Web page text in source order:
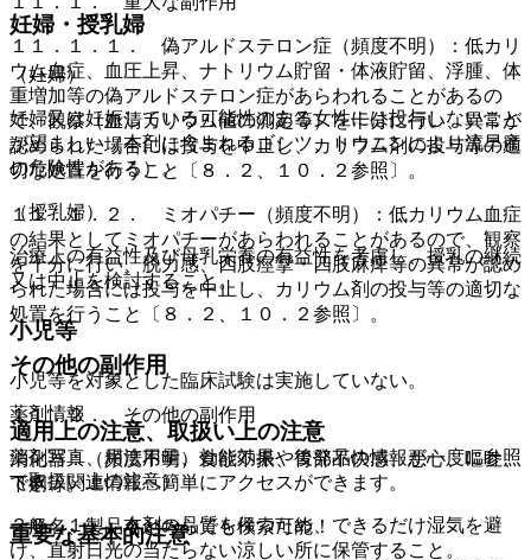
妊婦・授乳婦
（妊婦）
妊婦又は妊娠している可能性のある女性には投与しないこと
が望ましい（本剤に含まれるゴシツ、トウニンにより流早産
の危険性がある）。
（授乳婦）
治療上の有益性及び母乳栄養の有益性を考慮し、授乳の継続
又は中止を検討すること。
小児等
小児等を対象とした臨床試験は実施していない。
適用上の注意、取扱い上の注意
（取扱い上の注意）
２０．１． 本剤の品質を保つため、できるだけ湿気を避
け、直射日光の当たらない涼しい所に保管すること。
１１．１．１． 偽アルドステロン症（頻度不明）：低カリ
ウム血症、血圧上昇、ナトリウム貯留・体液貯留、浮腫、体
重増加等の偽アルドステロン症があらわれることがあるの
で、観察（血清カリウム値の測定等）を十分に行い、異常が
認められた場合には投与を中止し、カリウム剤の投与等の適
切な処置を行うこと〔８．２、１０．２参照〕。
１１．１．２． ミオパチー（頻度不明）：低カリウム血症
の結果としてミオパチーがあらわれることがあるので、観察
を十分に行い、脱力感、四肢痙攣・四肢麻痺等の異常が認め
られた場合には投与を中止し、カリウム剤の投与等の適切な
処置を行うこと〔８．２、１０．２参照〕。
その他の副作用
１１．２． その他の副作用
消化器：（頻度不明）食欲不振、胃部不快感、悪心、嘔吐、
下痢等。
重要な基本的注意
薬剤情報
薬剤写真、用法用量、効能効果や後発品の情報が一度に参照
でき、関連情報へ簡単にアクセスができます。
一般名、製品名どちらでも検索可能！